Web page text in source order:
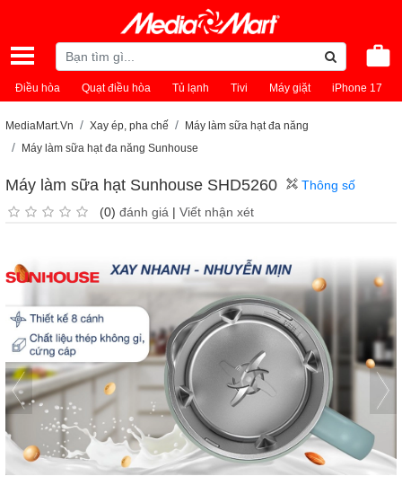
Điều hòa Quạt điều hòa Tủ lạnh Tivi Máy giặt iPhone 17
MediaMart.Vn Xay ép, pha chế
Máy làm sữa hạt đa năng
Máy làm sữa hạt đa năng Sunhouse
Máy làm sữa hạt Sunhouse SHD5260
(0) đánh giá | Viết nhận xét
Thông số